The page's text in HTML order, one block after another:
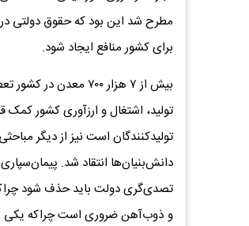
مطرح شد این بود که حقوق دولتی
برای کشور منافع ایجاد شود.
بیش از ۷ هزار ۷۰۰
تولید، اشتغال و ارزآوری کشور
تولیدکنندگان است نیز از دیگر
دانش‌بنیان‌ها انتقاد شد.
تصدی‌گری دولت باید حذف شود
و ذوب‌آهن ضروری است چراکه یکی